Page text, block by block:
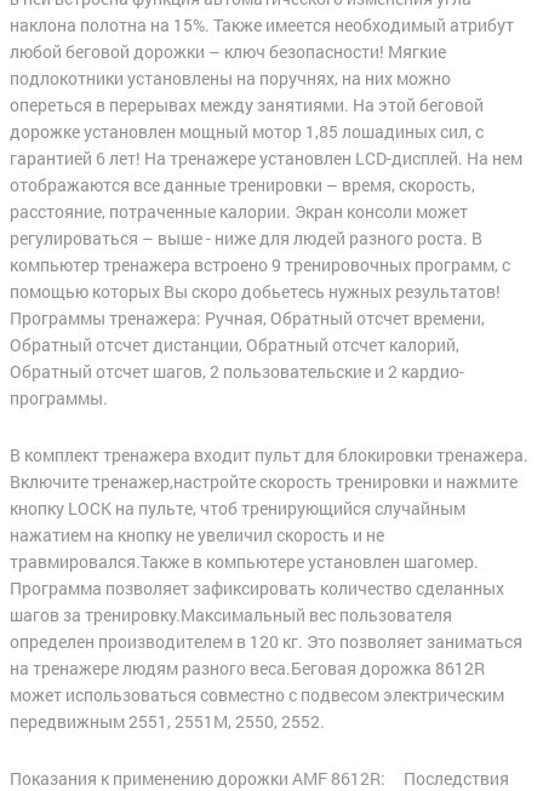
наклона полотна на 15%. Также имеется необходимый атрибут
любой беговой дорожки – ключ безопасности! Мягкие
подлокотники установлены на поручнях, на них можно
опереться в перерывах между занятиями. На этой беговой
дорожке установлен мощный мотор 1,85 лошадиных сил, с
гарантией 6 лет! На тренажере установлен LCD-дисплей. На нем
отображаются все данные тренировки – время, скорость,
расстояние, потраченные калории. Экран консоли может
регулироваться – выше - ниже для людей разного роста. В
компьютер тренажера встроено 9 тренировочных программ, с
помощью которых Вы скоро добьетесь нужных результатов!
Программы тренажера: Ручная, Обратный отсчет времени,
Обратный отсчет дистанции, Обратный отсчет калорий,
Обратный отсчет шагов, 2 пользовательские и 2 кардио-
программы.
В комплект тренажера входит пульт для блокировки тренажера.
Включите тренажер,настройте скорость тренировки и нажмите
кнопку LOCK на пульте, чтоб тренирующийся случайным
нажатием на кнопку не увеличил скорость и не
травмировался.Также в компьютере установлен шагомер.
Программа позволяет зафиксировать количество сделанных
шагов за тренировку.Максимальный вес пользователя
определен производителем в 120 кг. Это позволяет заниматься
на тренажере людям разного веса.Беговая дорожка 8612R
может использоваться совместно с подвесом электрическим
передвижным 2551, 2551М, 2550, 2552.
Показания к применению дорожки AMF 8612R: Последствия